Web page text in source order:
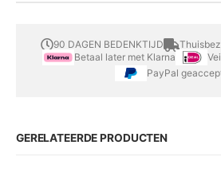
90 DAGEN BEDENKTIJD
Betaal later met Klarna
PayPal
GERELATEERDE PRODUCTEN